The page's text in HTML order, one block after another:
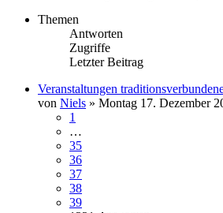
Themen
Antworten
Zugriffe
Letzter Beitrag
Veranstaltungen
von Niels » Montag 17. Dezember
1
…
35
36
37
38
39